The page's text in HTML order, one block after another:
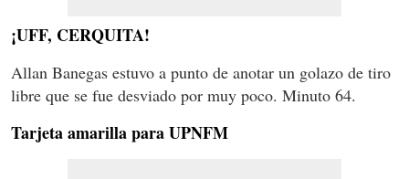
¡UFF, CERQUITA!
Allan Banegas estuvo a punto de anotar un golazo de tiro
libre que se fue desviado por muy poco. Minuto 64.
Tarjeta amarilla para UPNFM